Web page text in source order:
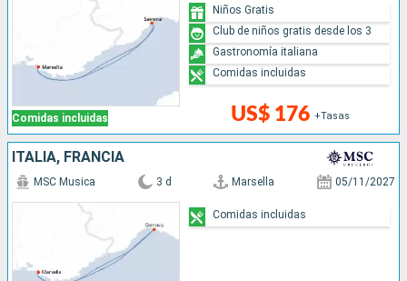
Comidas incluidas US$ 176 +Tasas
Niños Gratis
Club de niños gratis desde los 3
Gastronomía italiana
Comidas incluidas
ITALIA, FRANCIA
MSC Musica 3 d Marsella 05/11/2027
Comidas incluidas